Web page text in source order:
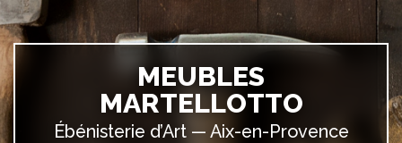
MEUBLES
MARTELLOTTO
Ébénisterie d’Art — Aix-en-Provence